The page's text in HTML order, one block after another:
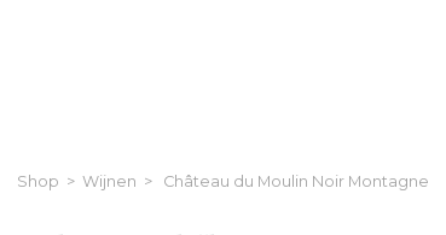
Shop > Wijnen > Château du Moulin Noir Montagne